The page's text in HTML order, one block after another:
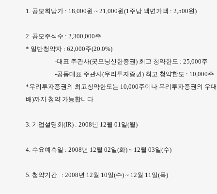
1. 공모희망가 : 18,000원 ~ 21,000원(1주당 액면가액 : 2,500원)
2. 공모주식수 : 2,300,000주
* 일반청약자 : 62,000주(20.0%)
-대표 주관사(굿모닝신한증권) 최고 청약한도 : 25,000주
-공동대표 주관사(우리투자증권) 최고 청약한도 : 10,000주
*우리투자증권의 최고청약한도는 10,000주이나 우리투자증권의 우
배)까지 청약 가능합니다
3. 기업설명회(IR) : 2008년 12월 01일(월)
4. 수요예측일 : 2008년 12월 02일(화) ~ 12월 03일(수)
5. 청약기간 : 2008년 12월 10일(수) ~ 12월 11일(목)